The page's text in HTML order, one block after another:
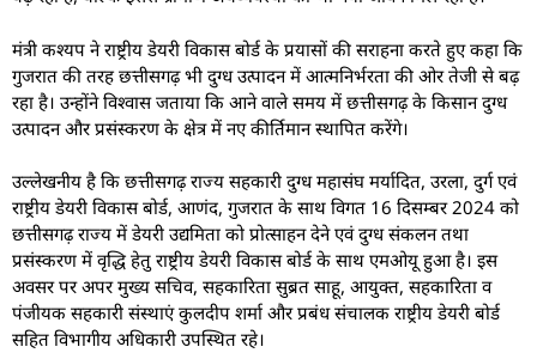
मंत्री कश्यप ने राष्ट्रीय डेयरी विकास बोर्ड के प्रयासों की सराहना करते हुए कहा कि
गुजरात की तरह छत्तीसगढ़ भी दुग्ध उत्पादन में आत्मनिर्भरता की ओर तेजी से बढ़
रहा है। उन्होंने विश्वास जताया कि आने वाले समय में छत्तीसगढ़ के किसान दुग्ध
उत्पादन और प्रसंस्करण के क्षेत्र में नए कीर्तिमान स्थापित करेंगे।
उल्लेखनीय है कि छत्तीसगढ़ राज्य सहकारी दुग्ध महासंघ मर्यादित, उरला, दुर्ग एवं
राष्ट्रीय डेयरी विकास बोर्ड, आणंद, गुजरात के साथ विगत 16 दिसम्बर 2024 को
छत्तीसगढ़ राज्य में डेयरी उद्यमिता को प्रोत्साहन देने एवं दुग्ध संकलन तथा
प्रसंस्करण में वृद्धि हेतु राष्ट्रीय डेयरी विकास बोर्ड के साथ एमओयू हुआ है। इस
अवसर पर अपर मुख्य सचिव, सहकारिता सुब्रत साहू, आयुक्त, सहकारिता व
पंजीयक सहकारी संस्थाएं कुलदीप शर्मा और प्रबंध संचालक राष्ट्रीय डेयरी बोर्ड
सहित विभागीय अधिकारी उपस्थित रहे।